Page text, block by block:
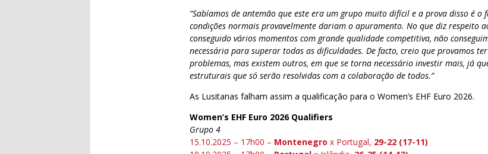
“Sabíamos de antemão que este era um grupo muito difícil e a prova disso é o
condições normais provavelmente dariam o apuramento. No que diz respeito
conseguido vários momentos com grande qualidade competitiva, não
necessária para superar todas as dificuldades. De facto, creio que provamos
problemas, mas existem outros, em que se torna necessário investir mais, já
estruturais que só serão resolvidas com a colaboração de todos.”
As Lusitanas falham assim a qualificação para o Women’s EHF Euro 2026.
Women’s EHF Euro 2026 Qualifiers
Grupo 4
15.10.2025 – 17h00 – Montenegro x Portugal, 29-22 (17-11)